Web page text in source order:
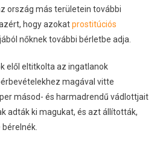
ország más területein további
hogy azokatprostitúciós
nőknek további bérletbe adja.
elől eltitkolta az ingatlanok
magával vitte
másod- és harmadrendű vádlottjait
adták ki magukat, és azt állították,